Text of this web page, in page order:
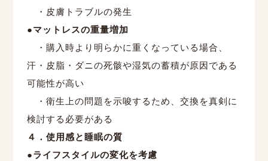
・皮膚トラブルの発生
●マットレスの重量増加
・購入時より明らかに重くなっている場合、
汗・皮脂・ダニの死骸や湿気の蓄積が原因である
可能性が高い
・衛生上の問題を示唆するため、交換を真剣に
検討する必要がある
４．使用感と睡眠の質
●ライフスタイルの変化を考慮